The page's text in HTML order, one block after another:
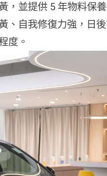
，並提供 5 年物料保
、自我修復力強，日
度。